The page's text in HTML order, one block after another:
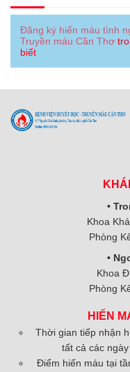
Đăng ký hiến máu tình
Truyền máu Cần Thơ
biết
•
Khoa
Phòng
•
Khoa
Phòng
HIẾN
Thời gian tiếp nhận
tất cả các
Điểm hiến máu tại